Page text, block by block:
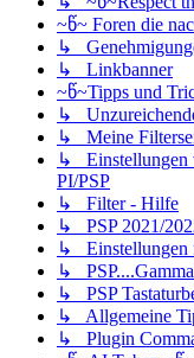
~წ~ Foren die
↳
↳ Linkbanner
~წ~Tipps und
↳
↳ Meine
↳ Einstellungen
PI/PSP
↳ Filter - Hilfe
↳ PSP 2021/
↳ Einstellungen
↳
↳ PSP
↳ Allgemeine
↳ Plugin